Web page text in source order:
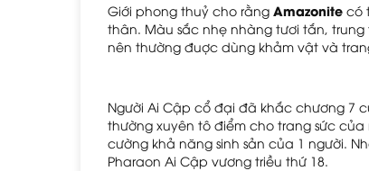
Giới phong thuỷ cho rằng Amazonite có
thân. Màu sắc nhẹ nhàng tươi tắn,
nên thường đuợc dùng khảm vật và
Người Ai Cập cổ đại đã khắc chương 7
thường xuyên tô điểm cho trang sức
cường khả năng sinh sản của 1 người.
Pharaon Ai Cập vương triều thứ 18.